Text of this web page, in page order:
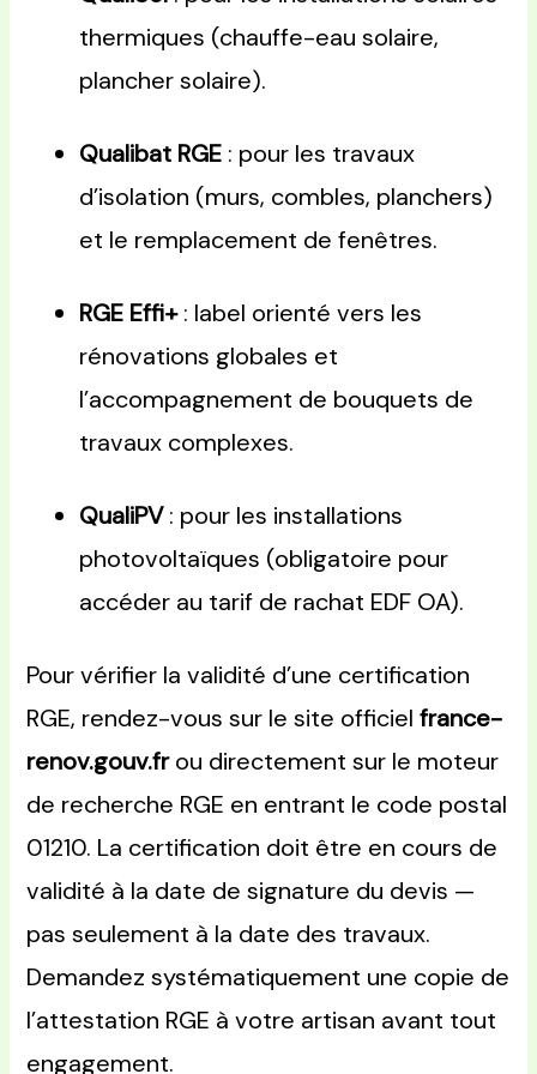
thermiques (chauffe-eau solaire,
plancher solaire).
Qualibat RGE : pour les travaux
d’isolation (murs, combles, planchers)
et le remplacement de fenêtres.
RGE Effi+: label orienté vers les
rénovations globales et
l’accompagnement de bouquets de
travaux complexes.
QualiPV: pour les installations
photovoltaïques (obligatoire pour
accéder au tarif de rachat EDF OA).
Pour vérifier la validité d’une certification
RGE, rendez-vous sur le site officielfrance-
renov.gouv.frou directement sur le moteur
de recherche RGE en entrant le code postal
01210. La certification doit être en cours de
validité à la date de signature du devis —
pas seulement à la date des travaux.
Demandez systématiquement une copie de
l’attestation RGE à votre artisan avant tout
engagement.